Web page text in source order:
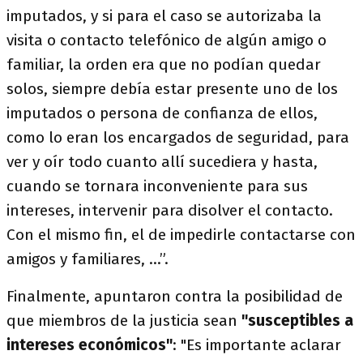
imputados, y si para el caso se autorizaba la
visita o contacto telefónico de algún amigo o
familiar, la orden era que no podían quedar
solos, siempre debía estar presente uno de los
imputados o persona de confianza de ellos,
como lo eran los encargados de seguridad, para
ver y oír todo cuanto allí sucediera y hasta,
cuando se tornara inconveniente para sus
intereses, intervenir para disolver el contacto.
Con el mismo fin, el de impedirle contactarse con
amigos y familiares, …”.
Finalmente, apuntaron contra la posibilidad de
que miembros de la justicia sean "susceptibles a
intereses económicos": "Es importante aclarar